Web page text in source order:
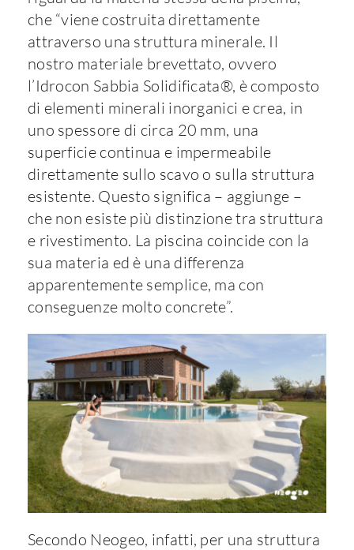
che “viene costruita direttamente
attraverso una struttura minerale. Il
nostro materiale brevettato, ovvero
l’Idrocon Sabbia Solidificata®, è composto
di elementi minerali inorganici e crea, in
uno spessore di circa 20 mm, una
superficie continua e impermeabile
direttamente sullo scavo o sulla struttura
esistente. Questo significa – aggiunge –
che non esiste più distinzione tra struttura
e rivestimento. La piscina coincide con la
sua materia ed è una differenza
apparentemente semplice, ma con
conseguenze molto concrete”.
Secondo Neogeo, infatti, per una struttura